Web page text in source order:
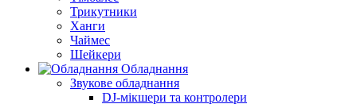
Трикутники
Ханги
Чаймес
Шейкери
Обладнання
Звукове обладнання
DJ-мікшери та контролери